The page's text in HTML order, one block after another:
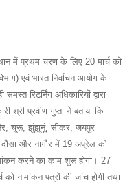
में प्रथम चरण के लिए 20 मार्च को
एवं भारत निर्वाचन आयोग के
रिटर्निंग अधिकारियों द्वारा
श्री प्रवीण गुप्ता ने बताया कि
चूरू, झुंझूनूं, सीकर, जयपुर
और नागौर में 19 अप्रेल को
करने का काम शुरू होगा। 27
नामांकन पत्रों की जांच होगी तथा